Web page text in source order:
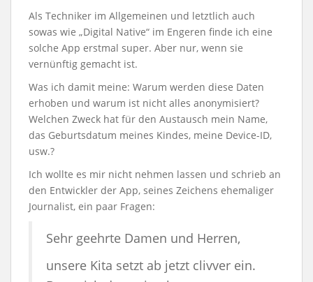
Als Techniker im Allgemeinen und letztlich auch
sowas wie „Digital Native“ im Engeren finde ich eine
solche App erstmal super. Aber nur, wenn sie
vernünftig gemacht ist.
Was ich damit meine: Warum werden diese Daten
erhoben und warum ist nicht alles anonymisiert?
Welchen Zweck hat für den Austausch mein Name,
das Geburtsdatum meines Kindes, meine Device-ID,
usw.?
Ich wollte es mir nicht nehmen lassen und schrieb an
den Entwickler der App, seines Zeichens ehemaliger
Journalist, ein paar Fragen:
Sehr geehrte Damen und Herren,
unsere Kita setzt ab jetzt clivver ein.